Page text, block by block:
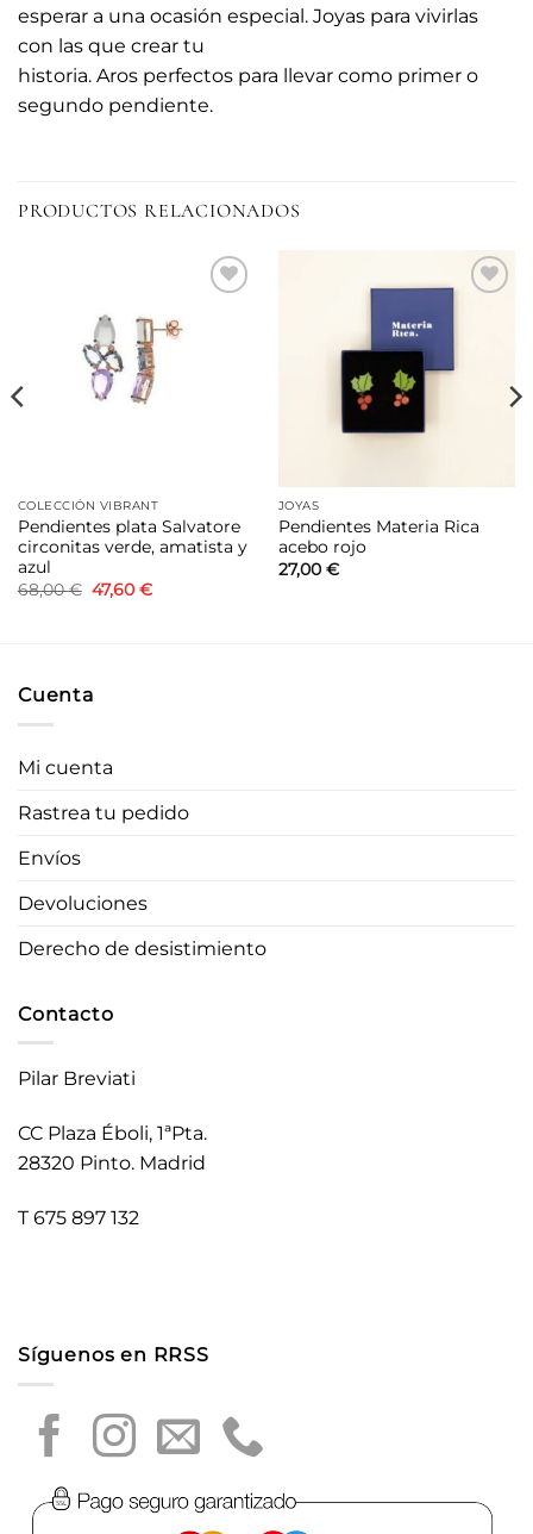
esperar a una ocasión especial. Joyas para vivirlas
con las que crear tu
historia. Aros perfectos para llevar como primer o
segundo pendiente.
PRODUCTOS RELACIONADOS
COLECCIÓN VIBRANT
Pendientes plata Salvatore
circonitas verde, amatista y
azul
68,00€ El
precio
47,60 €El
JOYAS
Pendientes Materia Rica
acebo rojo
27,00 €
Cuenta
Mi cuenta
Rastrea tu pedido
Envíos
Devoluciones
Derecho de desistimiento
Contacto
Pilar Breviati
CC Plaza Éboli, 1ªPta.
28320 Pinto. Madrid
T 675 897 132
Síguenos en RRSS